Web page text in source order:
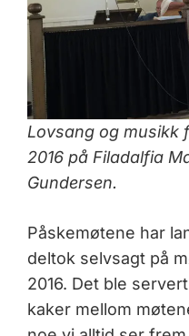
Lovsang og musikk
2016 på Filadalfia
Gundersen.
Påskemøtene har
deltok selvsagt på
2016. Det ble
kaker mellom